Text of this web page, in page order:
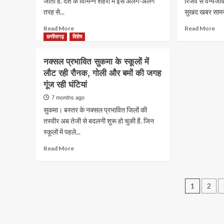
गुण
के
देता
है
ज्यादा
मुनाफा
में
तरह से...
Read MoreRead
more
छत्तीसगढ़
के
इस
गांव
नहीं
मनाई
जाती
होली,
सालों
सुखद खबर
Read More
की
छत्तीसगढ़ विशेष
नक्सल प्रभावित सुकमा के स्कूलों में
लौट रही रौनक, गोली और बमों की जगह
गूंज रही घंटियां
7 months ago
सुकमा। बस्तर के नक्सल प्रभावित जिलों की
तस्वीर अब तेजी से बदलनी शुरू हो चुकी है. जिन
स्कूलों में पहले...
Read MoreRead
1 2